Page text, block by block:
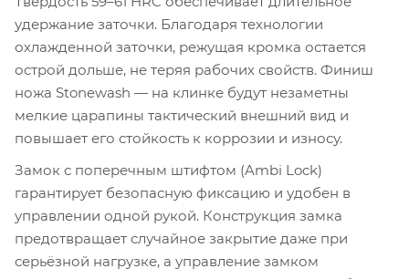
удержание заточки. Благодаря технологии
охлажденной заточки, режущая кромка остается
острой дольше, не теряя рабочих свойств. Финиш
ножа Stonewash — на клинке будут незаметны
мелкие царапины тактический внешний вид и
повышает его стойкость к коррозии и износу.
Замок с поперечным штифтом (Ambi Lock)
гарантирует безопасную фиксацию и удобен в
управлении одной рукой. Конструкция замка
предотвращает случайное закрытие даже при
серьёзной нагрузке, а управление замком